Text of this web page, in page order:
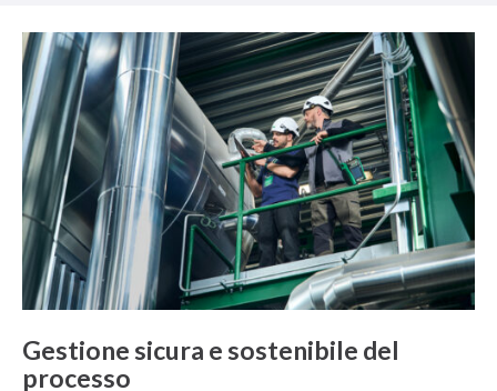
Gestione sicura e sostenibile del
processo